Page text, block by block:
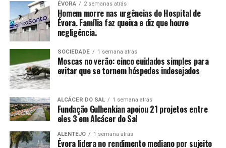
ÉVORA 2 semanas atrás
Homem morre nas urgências do Hospital de
Évora. Família faz queixa e diz que houve
negligência.
SOCIEDADE 1 semana atrás
Moscas no verão: cinco cuidados simples para
evitar que se tornem hóspedes indesejados
ALCÁCER DO SAL 1 semana atrás
Fundação Gulbenkian apoiou 21 projetos entre
eles 3 em Alcácer do Sal
ALENTEJO 1 semana atrás
Évora lidera no rendimento mediano por sujeito